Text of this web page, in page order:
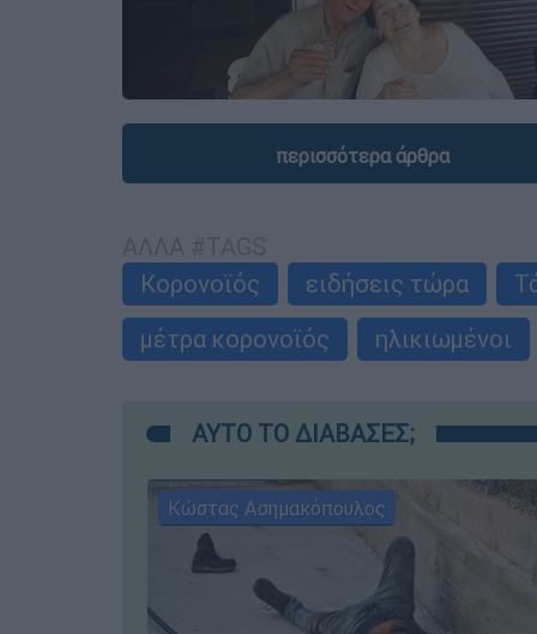
περισσότερα άρθρα
Κορονοϊός
ειδήσεις τώρα
μέτρα κορονοϊός
ηλικιωμένοι
ΑΥΤΟ ΤΟ ΔΙΑΒΑΣΕΣ;
Κώστας Ασημακόπουλος